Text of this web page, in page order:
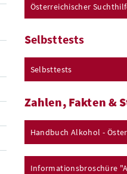
Österreichischer
Selbsttests
Selbsttests
Zahlen, Fakten &
Handbuch Alkohol -
Informationsbroschüre